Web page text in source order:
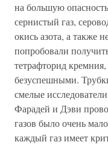
на большую
сернистый газ,
окись азота, а также
попробовали
тетрафторид
безуспешными.
смелые
Фарадей и Дэви
газов было очень
каждый газ имеет